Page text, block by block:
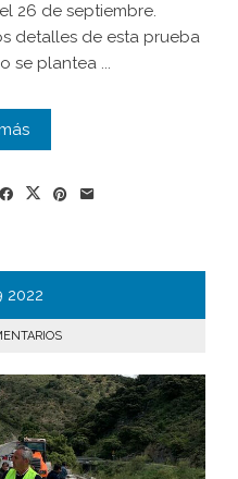
26 de septiembre.
detalles de esta prueba
se plantea ...
2022